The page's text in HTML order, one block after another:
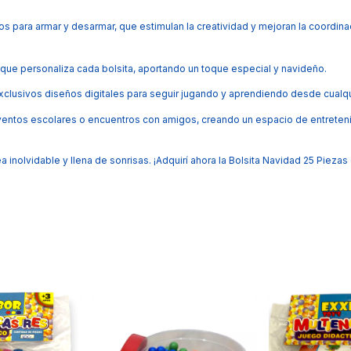
para armar y desarmar, que estimulan la creatividad y mejoran la
personaliza cada bolsita, aportando un toque especial y navideño.
diseños digitales para seguir jugando y aprendiendo desde
escolares o encuentros con amigos, creando un espacio de
y llena de sonrisas. ¡Adquirí ahora la Bolsita Navidad 25